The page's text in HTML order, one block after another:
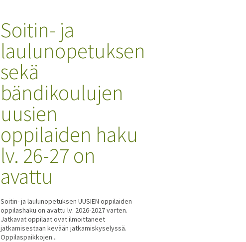
Soitin- ja
laulunopetuksen
sekä
bändikoulujen
uusien
oppilaiden haku
lv. 26-27 on
avattu
Soitin- ja laulunopetuksen UUSIEN oppilaiden
oppilashaku on avattu lv. 2026-2027 varten.
Jatkavat oppilaat ovat ilmoittaneet
jatkamisestaan kevään jatkamiskyselyssä.
Oppilaspaikkojen...